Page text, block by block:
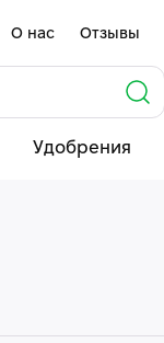
О нас Отзывы
Удобрения